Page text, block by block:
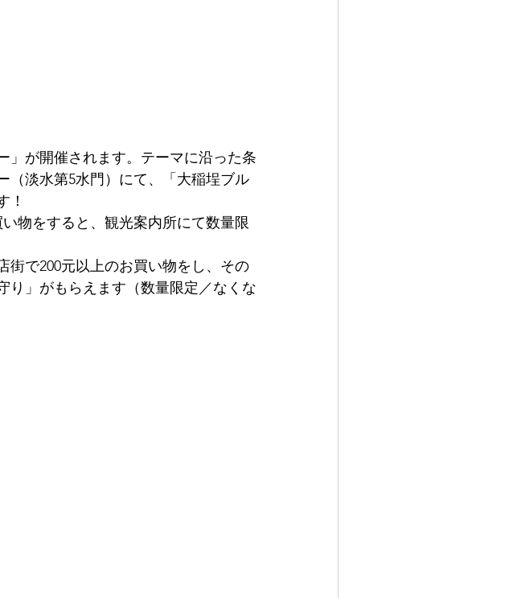
」が開催されます。テーマに沿った条
（淡水第5水門）にて、「大稲埕ブル
！
物をすると、観光案内所にて数量限
街で200元以上のお買い物をし、その
り」がもらえます（数量限定／なくな